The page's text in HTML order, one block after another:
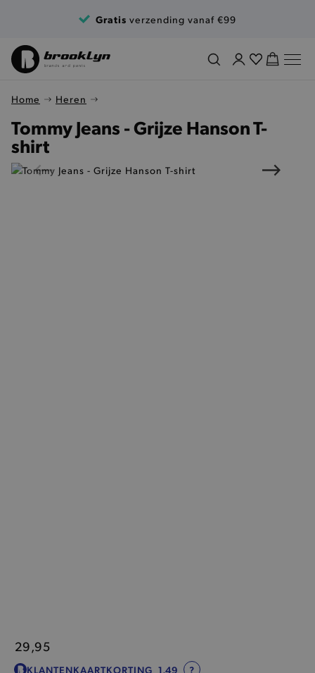
Gratis verzending vanaf €99
Home Heren
Tommy Jeans - Grijze Hanson T-
shirt
29,95
KLANTENKAARTKORTING 1,49 ?